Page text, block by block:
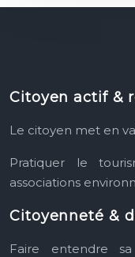
Citoyen actif &
Le citoyen met en
Pratiquer le
associations
Citoyenneté &
Faire entendre